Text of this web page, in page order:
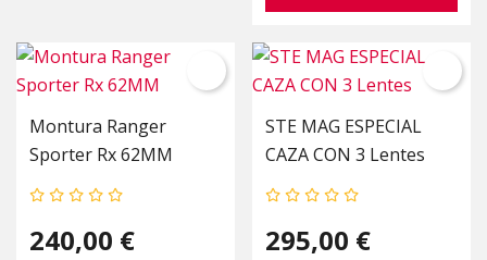
Montura Ranger
Sporter Rx 62MM
240,00 €
STE MAG ESPECIAL
CAZA CON 3 Lentes
295,00 €